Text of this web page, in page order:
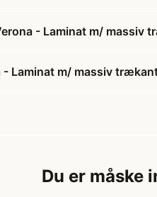
- Laminat m/ massiv
- Laminat m/ massiv
Du er måske